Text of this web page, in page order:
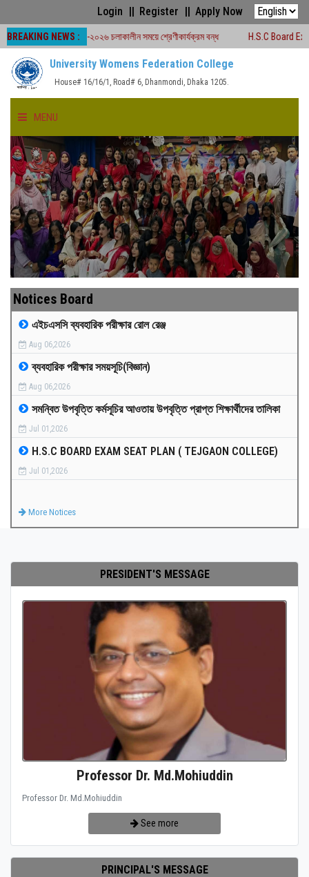
Login Register Apply Now
BREAKING NEWS :
পরীক্ষা -২০২৬ চলাকালীন সময়ে শ্রেণীকার্যক্রম বন্ধ H.S.C Board Exam Seat Plan
University Womens Federation College
House# 16/16/1, Road# 6, Dhanmondi, Dhaka 1205.
MENU
HOME
ABOUT US
FACULTIES
ACADEMICS
GALLERY
MEDIA
PAYMENT
CO-CURRICULUM
RESULTS
Notices Board
এইচএসসি ব্যবহারিক পরীক্ষার রোল রেঞ্জ
Aug 06,2026
ব্যবহারিক পরীক্ষার সময়সূচি(বিজ্ঞান)
Aug 06,2026
সমন্বিত উপবৃত্তি কর্মসূচির আওতায় উপবৃত্তি প্রাপ্ত শিক্ষার্থীদের তালিকা
Jul 01,2026
H.S.C BOARD EXAM SEAT PLAN ( TEJGAON COLLEGE)
Jul 01,2026
More Notices
PRESIDENT'S MESSAGE
Professor Dr. Md.Mohiuddin
Professor Dr. Md.Mohiuddin
See more
PRINCIPAL'S MESSAGE